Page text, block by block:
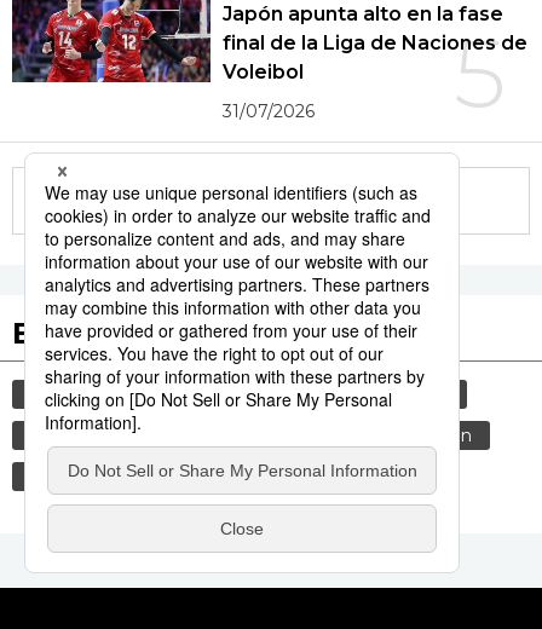
5
Japón apunta alto en la fase
final de la Liga de Naciones de
Voleibol
31/07/2026
More in this series
Etiquetas destacadas
cultura sociedad vida
gastronomía
jiji press
genkan
tradiciones
noticias